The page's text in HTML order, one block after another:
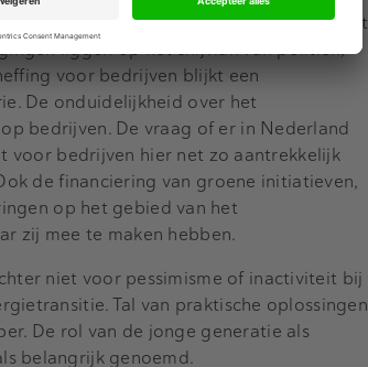
om verder door te kunnen pakken met
liggen op het snijvlak van politiek,
voor bedrijven blijkt een
De onduidelijkheid over het
bedrijven. De vraag of er in Nederland
voor bedrijven hier net zo aantrekkelijk
de financiering van groene initiatieven,
op het gebied van het
zij mee te maken hebben.
niet voor pessimisme of inactiviteit bij
Tal van praktische oplossingen
De rol van de jonge generatie als
belangrijk genoemd.